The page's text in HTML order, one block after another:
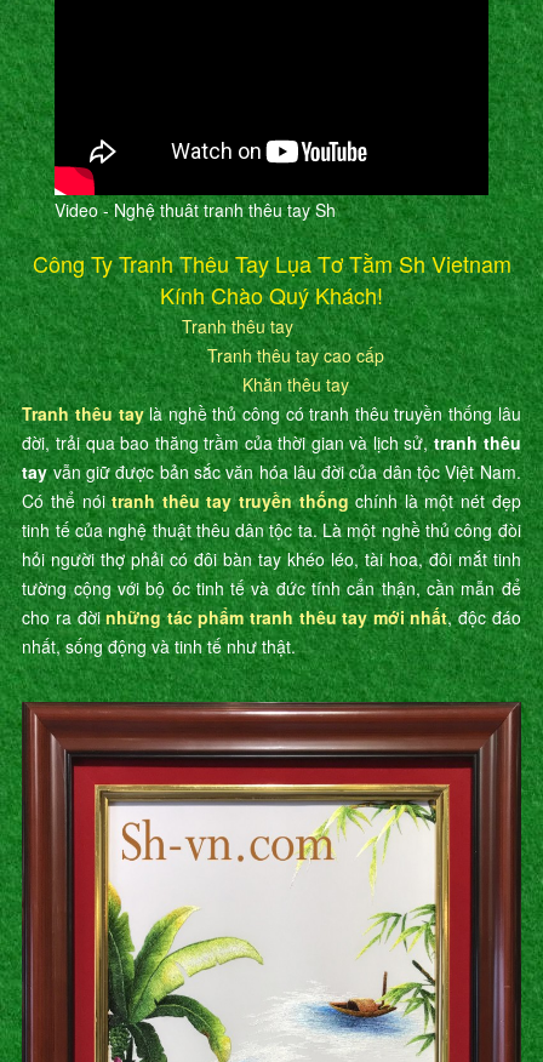
Video - Nghệ thuât tranh thêu tay Sh
Công Ty Tranh Thêu Tay Lụa Tơ Tằm Sh Vietnam
Kính Chào Quý Khách!
Tranh thêu tay
Tranh thêu tay cao cấp
Khăn thêu tay
Tranh thêu taylà nghề thủ công có tranh thêu truyền thống lâu
đời, trải qua bao thăng trầm của thời gian và lịch sử,tranh thêu
tayvẫn giữ được bản sắc văn hóa lâu đời của dân tộc Việt Nam.
Có thể nóitranh thêu tay truyền thốngchính là một nét đẹp
tinh tế của nghệ thuật thêu dân tộc ta. Là một nghề thủ công đòi
hỏi người thợ phải có đôi bàn tay khéo léo, tài hoa, đôi mắt tinh
tường cộng với bộ óc tinh tế và đức tính cẩn thận, cần mẫn để
cho ra đờinhững tác phẩm tranh thêu tay mới nhất, độc đáo
nhất, sống động và tinh tế như thật.